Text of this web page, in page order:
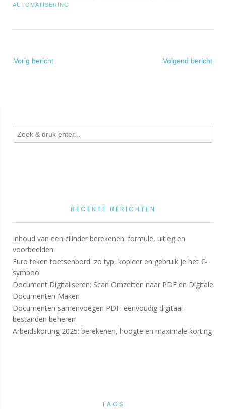
AUTOMATISERING
navigatie
Vorig bericht Volgend bericht
RECENTE BERICHTEN
Inhoud van een cilinder berekenen: formule, uitleg en
voorbeelden
Euro teken toetsenbord: zo typ, kopieer en gebruik je het €-
symbool
Document Digitaliseren: Scan Omzetten naar PDF en Digitale
Documenten Maken
Documenten samenvoegen PDF: eenvoudig digitaal
bestanden beheren
Arbeidskorting 2025: berekenen, hoogte en maximale korting
TAGS